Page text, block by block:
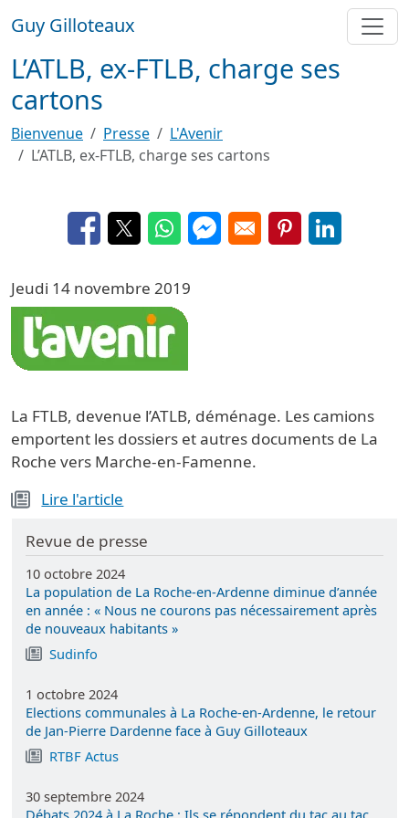
Guy Gilloteaux
L’ATLB, ex-FTLB, charge ses
cartons
Bienvenue Presse
L'Avenir
L’ATLB, ex-FTLB, charge ses cartons
Opens in a new window
Opens in a new window
Opens in a new window
Opens in a new window
Opens in a new
Opens in a
Jeudi 14 novembre 2019
Image
La FTLB, devenue l’ATLB, déménage. Les camions
emportent les dossiers et autres documents de La
Roche vers Marche-en-Famenne.
Lire l'article
Revue de presse
10 octobre 2024
La population de La Roche-en-Ardenne diminue d’année
en année : « Nous ne courons pas nécessairement après
de nouveaux habitants »
Sudinfo
1 octobre 2024
Elections communales à La Roche-en-Ardenne, le retour
de Jan-Pierre Dardenne face à Guy Gilloteaux
RTBF Actus
30 septembre 2024
Débats 2024 à La Roche : Ils se répondent du tac au tac